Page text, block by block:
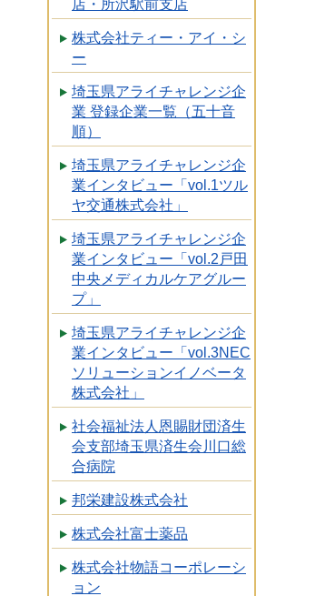
店・所沢駅前支店
株式会社ティー・アイ・シ
ー
埼玉県アライチャレンジ企
業 登録企業一覧（五十音
順）
埼玉県アライチャレンジ企
業インタビュー「vol.1ツル
ヤ交通株式会社」
埼玉県アライチャレンジ企
業インタビュー「vol.2戸田
中央メディカルケアグルー
プ」
埼玉県アライチャレンジ企
業インタビュー「vol.3NEC
ソリューションイノベータ
株式会社」
社会福祉法人恩賜財団済生
会支部埼玉県済生会川口総
合病院
邦栄建設株式会社
株式会社富士薬品
株式会社物語コーポレーシ
ョン